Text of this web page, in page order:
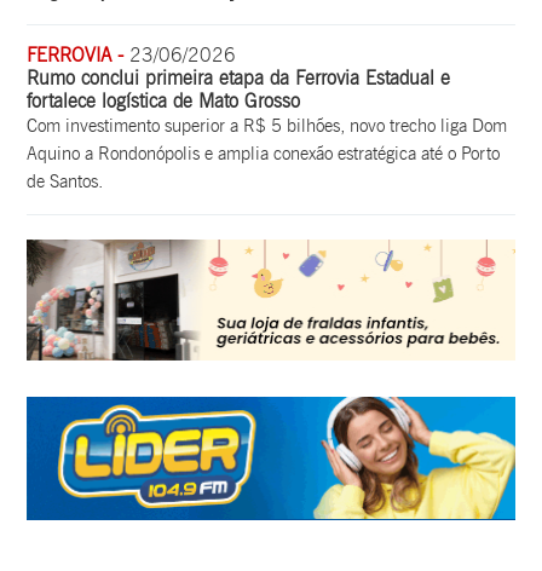
FERROVIA -23/06/2026
Rumo conclui primeira etapa da Ferrovia Estadual e
fortalece logística de Mato Grosso
Com investimento superior a R$ 5 bilhões, novo trecho liga Dom
Aquino a Rondonópolis e amplia conexão estratégica até o Porto
de Santos.